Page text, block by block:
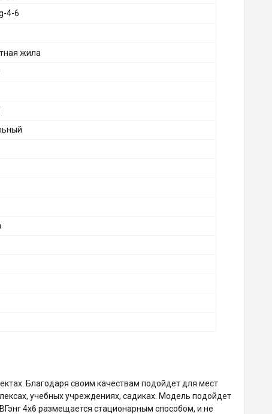
4-6
жила
Благодаря своим качествам подойдет для мест
учебных учреждениях, садиках. Модель подойдет
4х6 размещается стационарным способом, и не